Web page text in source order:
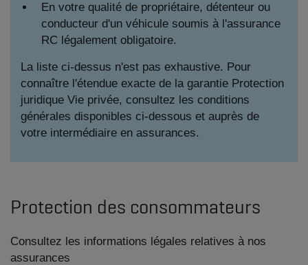
En votre qualité de propriétaire, détenteur ou
conducteur d'un véhicule soumis à l'assurance
RC légalement obligatoire.
La liste ci-dessus n'est pas exhaustive. Pour
connaître l'étendue exacte de la garantie Protection
juridique Vie privée, consultez les conditions
générales disponibles ci-dessous et auprès de
votre intermédiaire en assurances.
Protection des consommateurs
Consultez les informations légales relatives à nos
assurances